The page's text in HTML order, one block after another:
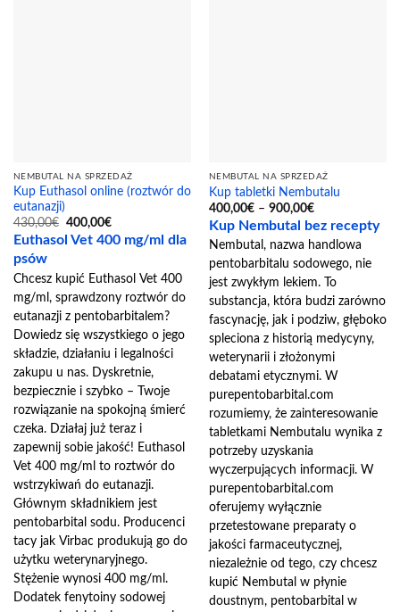
NEMBUTAL NA SPRZEDAŻ
Kup Euthasol online (roztwór do
eutanazji)
430,00€ Pierwotna
cena
wynosiła:
400,00€Aktualna
cena
wynosi:
Euthasol Vet 400 mg/ml dla
psów
Chcesz kupić Euthasol Vet 400
mg/ml, sprawdzony roztwór do
eutanazji z pentobarbitalem?
Dowiedz się wszystkiego o jego
składzie, działaniu i legalności
zakupu u nas. Dyskretnie,
bezpiecznie i szybko – Twoje
rozwiązanie na spokojną śmierć
czeka. Działaj już teraz i
zapewnij sobie jakość! Euthasol
Vet 400 mg/ml to roztwór do
wstrzykiwań do eutanazji.
Głównym składnikiem jest
pentobarbital sodu. Producenci
tacy jak Virbac produkują go do
użytku weterynaryjnego.
Stężenie wynosi 400 mg/ml.
Dodatek fenytoiny sodowej
NEMBUTAL NA SPRZEDAŻ
Kup tabletki Nembutalu
400,00€ – 900,00€Zakres
od
400,00€
900,00€
Kup Nembutal bez recepty
Nembutal, nazwa handlowa
pentobarbitalu sodowego, nie
jest zwykłym lekiem. To
substancja, która budzi zarówno
fascynację, jak i podziw, głęboko
spleciona z historią medycyny,
weterynarii i złożonymi
debatami etycznymi. W
purepentobarbital.com
rozumiemy, że zainteresowanie
tabletkami Nembutalu wynika z
potrzeby uzyskania
wyczerpujących informacji. W
purepentobarbital.com
oferujemy wyłącznie
przetestowane preparaty o
jakości farmaceutycznej,
niezależnie od tego, czy chcesz
kupić Nembutal w płynie
doustnym, pentobarbital w